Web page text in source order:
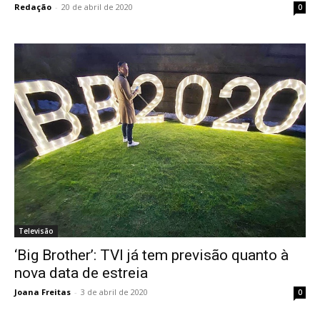
Redação - 20 de abril de 2020 0
Televisão
‘Big Brother’: TVI já tem previsão quanto à
nova data de estreia
Joana Freitas - 3 de abril de 2020 0